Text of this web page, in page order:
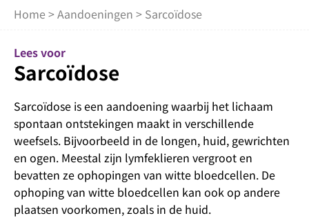
Home >Aandoeningen > Sarcoïdose
Lees voor
Sarcoïdose
Sarcoïdose is een aandoening waarbij het lichaam
spontaan ontstekingen maakt in verschillende
weefsels. Bijvoorbeeld in de longen, huid, gewrichten
en ogen. Meestal zijn lymfeklieren vergroot en
bevatten ze ophopingen van witte bloedcellen. De
ophoping van witte bloedcellen kan ook op andere
plaatsen voorkomen, zoals in de huid.